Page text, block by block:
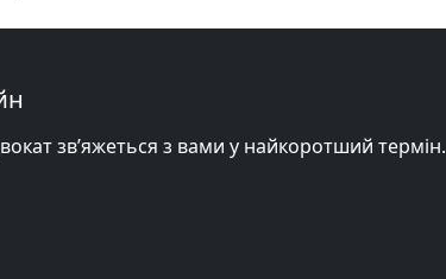
зв’яжеться з вами у найкоротший термін.